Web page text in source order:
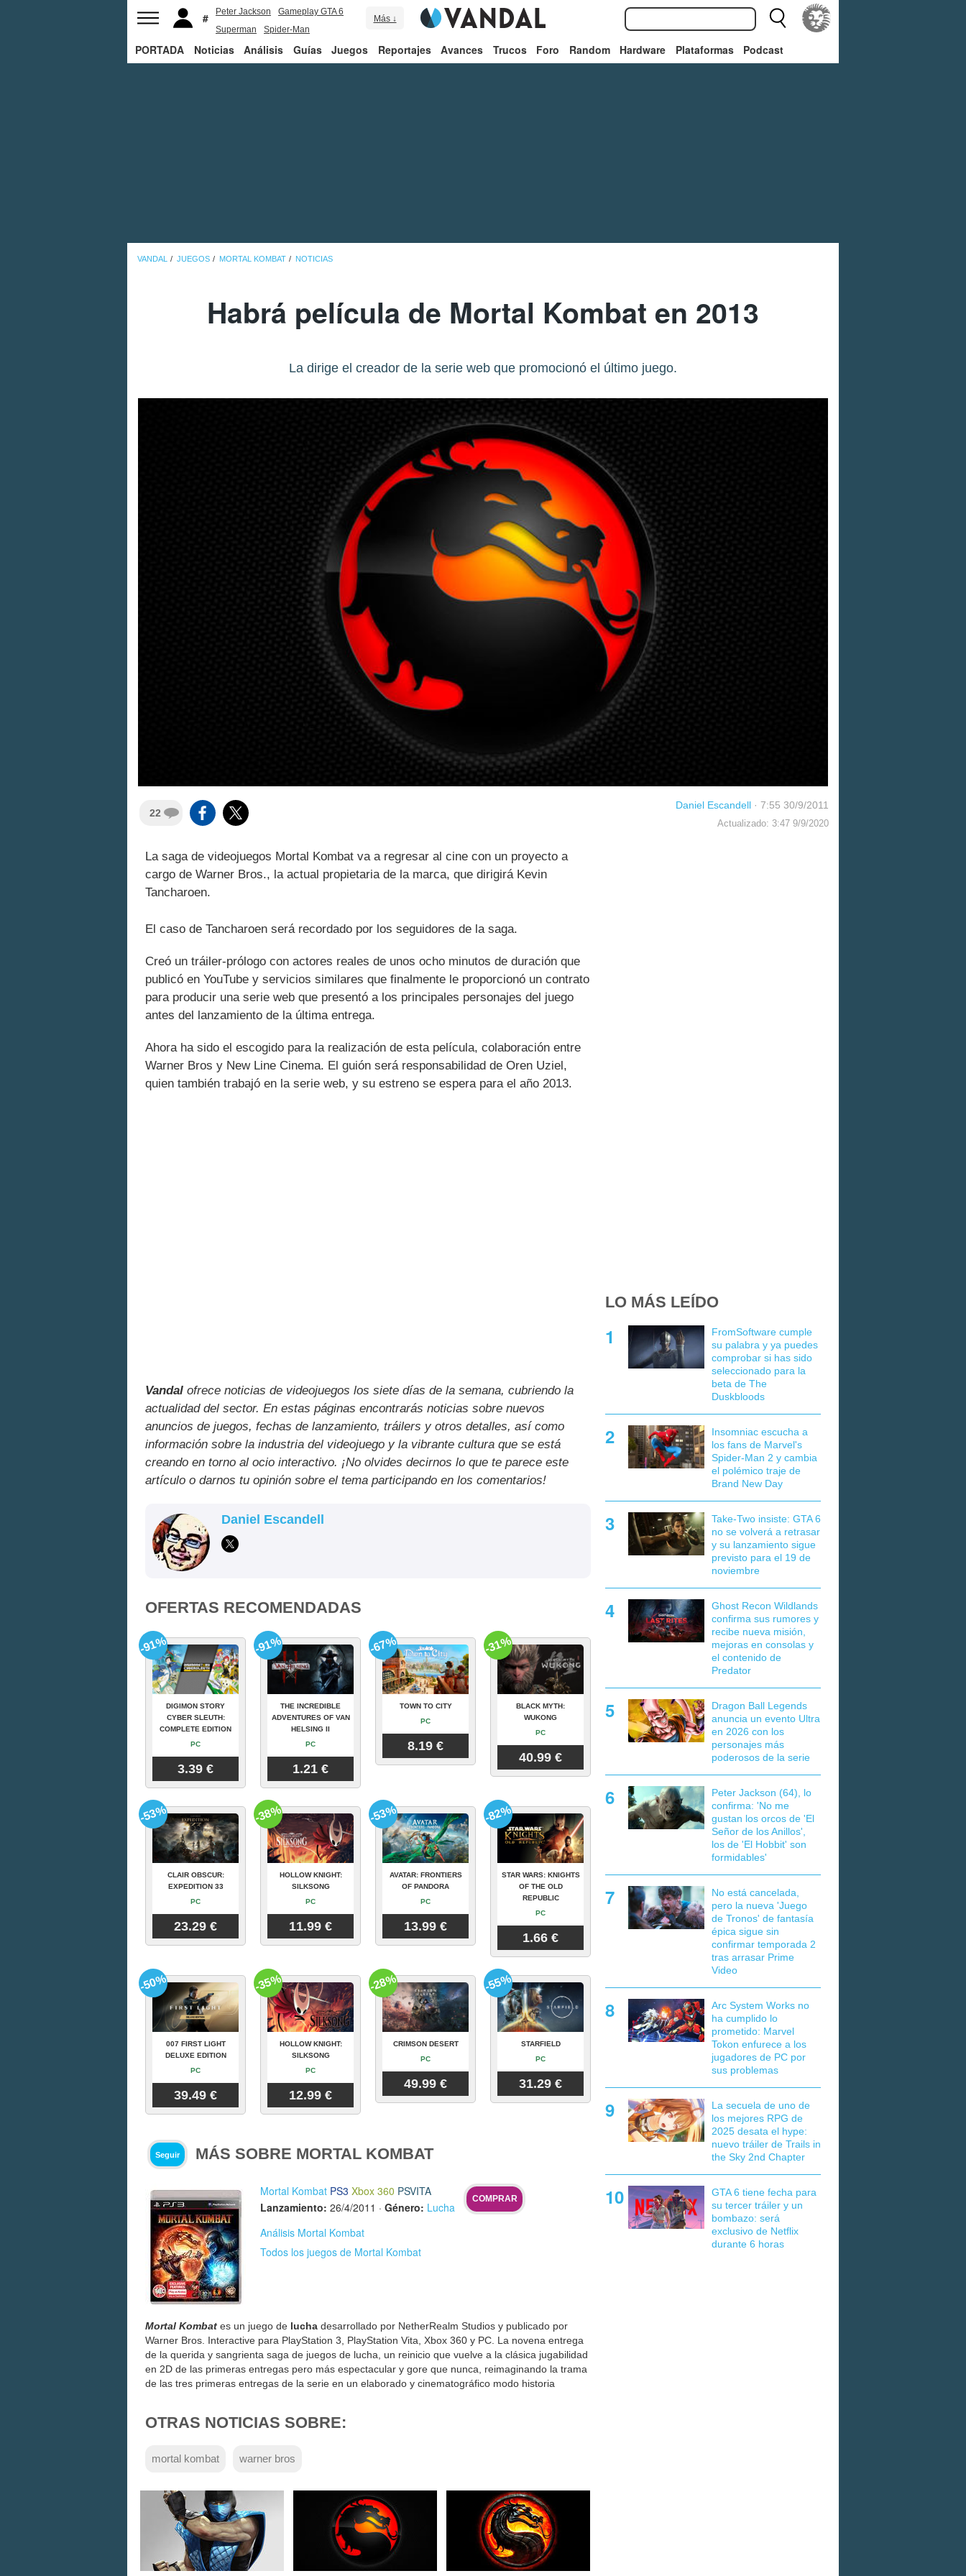
Peter Jackson
Gameplay GTA 6
Superman
Spider-Man
Más ↓
PORTADA Noticias Análisis Guías Juegos Reportajes Avances Trucos Foro Random Hardware Plataformas Podcast
VANDAL JUEGOS MORTAL KOMBAT NOTICIAS
Habrá película de Mortal Kombat en 2013
La dirige el creador de la serie web que promocionó el último juego.
22
Daniel Escandell · 7:55 30/9/2011
Actualizado: 3:47 9/9/2020
La saga de videojuegos Mortal Kombat va a regresar al cine con un proyecto a
cargo de Warner Bros., la actual propietaria de la marca, que dirigirá Kevin
Tancharoen.
El caso de Tancharoen será recordado por los seguidores de la saga.
Creó un tráiler-prólogo con actores reales de unos ocho minutos de duración que
publicó en YouTube y servicios similares que finalmente le proporcionó un contrato
para producir una serie web que presentó a los principales personajes del juego
antes del lanzamiento de la última entrega.
Ahora ha sido el escogido para la realización de esta película, colaboración entre
Warner Bros y New Line Cinema. El guión será responsabilidad de Oren Uziel,
quien también trabajó en la serie web, y su estreno se espera para el año 2013.
Vandal ofrece noticias de videojuegos los siete días de la semana, cubriendo la
actualidad del sector. En estas páginas encontrarás noticias sobre nuevos
anuncios de juegos, fechas de lanzamiento, tráilers y otros detalles, así como
información sobre la industria del videojuego y la vibrante cultura que se está
creando en torno al ocio interactivo. ¡No olvides decirnos lo que te parece este
artículo o darnos tu opinión sobre el tema participando en los comentarios!
Daniel Escandell
OFERTAS RECOMENDADAS
DIGIMON STORY
CYBER SLEUTH:
COMPLETE EDITION
PC
3.39 €
-91%
THE INCREDIBLE
ADVENTURES OF VAN
HELSING II
PC
1.21 €
-91%
TOWN TO CITY
PC
8.19 €
-67%
BLACK MYTH:
WUKONG
PC
40.99 €
-31%
CLAIR OBSCUR:
EXPEDITION 33
PC
23.29 €
-53%
HOLLOW KNIGHT:
SILKSONG
PC
11.99 €
-38%
AVATAR: FRONTIERS
OF PANDORA
PC
13.99 €
-53%
STAR WARS: KNIGHTS
OF THE OLD
REPUBLIC
PC
1.66 €
-82%
007 FIRST LIGHT
DELUXE EDITION
PC
39.49 €
-50%
HOLLOW KNIGHT:
SILKSONG
PC
12.99 €
-35%
CRIMSON DESERT
PC
49.99 €
-28%
STARFIELD
PC
31.29 €
-55%
Seguir MÁS SOBRE MORTAL KOMBAT
Mortal Kombat PS3 Xbox 360 PSVITA
Lanzamiento: 26/4/2011 · Género: Lucha
COMPRAR
Análisis Mortal Kombat
Todos los juegos de Mortal Kombat
Mortal Kombat es un juego de lucha desarrollado por NetherRealm Studios y publicado por
Warner Bros. Interactive para PlayStation 3, PlayStation Vita, Xbox 360 y PC. La novena entrega
de la querida y sangrienta saga de juegos de lucha, un reinicio que vuelve a la clásica jugabilidad
en 2D de las primeras entregas pero más espectacular y gore que nunca, reimaginando la trama
de las tres primeras entregas de la serie en un elaborado y cinematográfico modo historia
OTRAS NOTICIAS SOBRE:
mortal kombat warner bros
LO MÁS LEÍDO
FromSoftware cumple
su palabra y ya puedes
comprobar si has sido
seleccionado para la
beta de The
Duskbloods
Insomniac escucha a
los fans de Marvel's
Spider-Man 2 y cambia
el polémico traje de
Brand New Day
Take-Two insiste: GTA 6
no se volverá a retrasar
y su lanzamiento sigue
previsto para el 19 de
noviembre
Ghost Recon Wildlands
confirma sus rumores y
recibe nueva misión,
mejoras en consolas y
el contenido de
Predator
Dragon Ball Legends
anuncia un evento Ultra
en 2026 con los
personajes más
poderosos de la serie
Peter Jackson (64), lo
confirma: 'No me
gustan los orcos de 'El
Señor de los Anillos',
los de 'El Hobbit' son
formidables'
No está cancelada,
pero la nueva 'Juego
de Tronos' de fantasía
épica sigue sin
confirmar temporada 2
tras arrasar Prime
Video
Arc System Works no
ha cumplido lo
prometido: Marvel
Tokon enfurece a los
jugadores de PC por
sus problemas
La secuela de uno de
los mejores RPG de
2025 desata el hype:
nuevo tráiler de Trails in
the Sky 2nd Chapter
GTA 6 tiene fecha para
su tercer tráiler y un
bombazo: será
exclusivo de Netflix
durante 6 horas